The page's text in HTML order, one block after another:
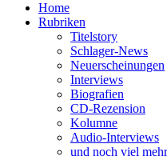
Home
Rubriken
Titelstory
Schlager-News
Neuerscheinungen
Interviews
Biografien
CD-Rezension
Kolumne
Audio-Interviews
und noch viel mehr